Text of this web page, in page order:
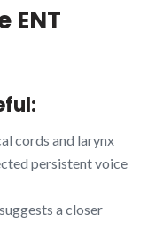
ENT
cords and larynx
persistent voice
a closer